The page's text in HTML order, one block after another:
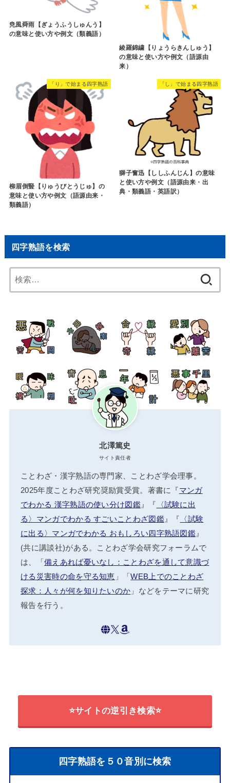
尭風舜雨【ぎょうふうしゅんう】
の意味と使い方や例文（類義語）
綾羅錦繍【りょうらきんしゅう】
の意味と使い方や例文（語源由
来）
「り」で始まる四字熟語
柳眉倒豎【りゅうびとうじゅ】の
意味と使い方や例文（語源由来・
類義語）
「し」で始まる四字熟語
獅子奮迅【ししふんじん】の意味
と使い方や例文（語源由来・出
典・類義語・英語訳）
四字熟語を検索
索:
北澤篤史
サイト責任者
ことわざ・漢字熟語の専門家、ことわざ学会理事。
2025年度ことわざ研究奨励賞受賞。著書に『マンガ
でわかる 漢字熟語の使い分け図鑑』『 〈試験に出
る〉マンガでわかる すごいことわざ図鑑』『 〈試験
に出る〉マンガでわかる おもしろい四字熟語図鑑 』
(共に講談社)がある。ことわざ学会研究フォーラムで
は、「備えあれば憂いなし：ことわざを通して意識づ
ける災害時の命を守る知恵 」「WEB上でのことわざ
探求：人々が何を知りたいのか 」などをテーマに研究
報告を行う。
⭐サイトの逆引き検索⭐
四字熟語を５０音別に検索